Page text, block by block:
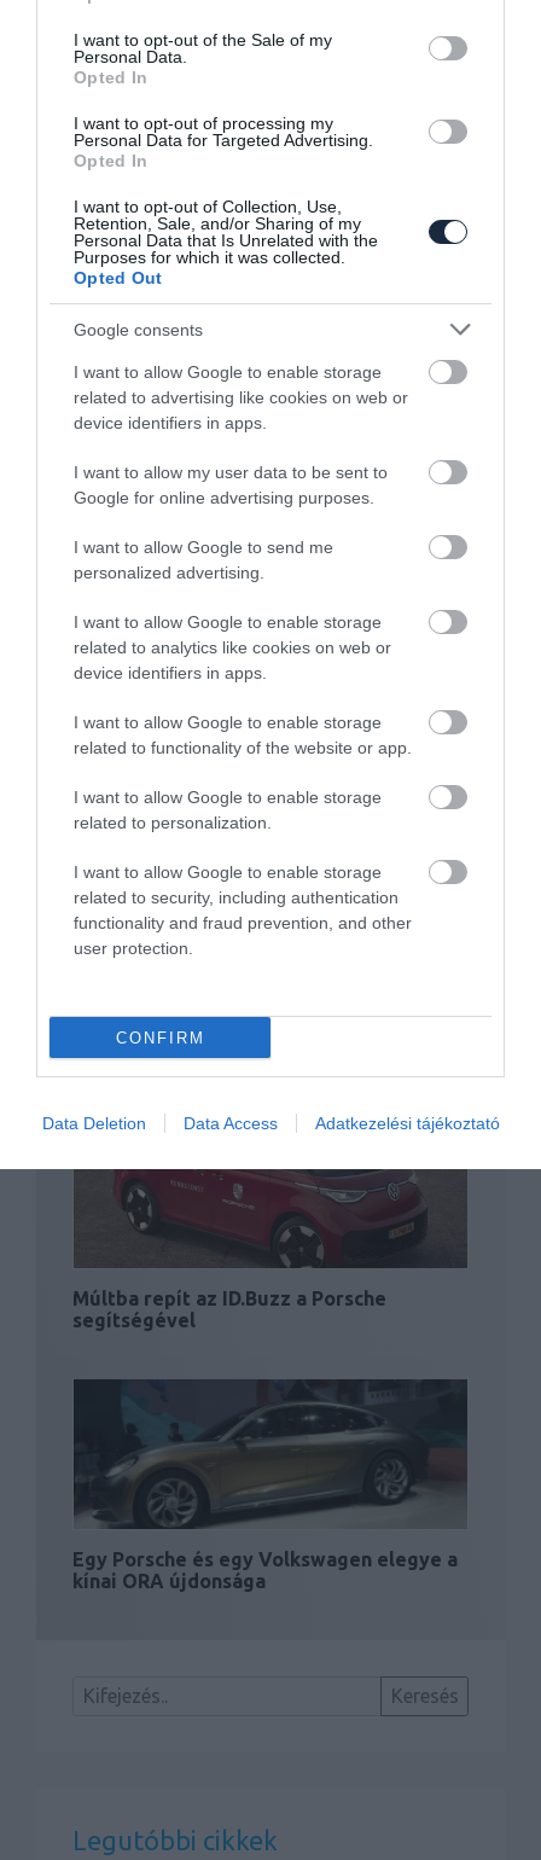
use your data for below specified purposes in below Google
consent section.
I want to opt-out of the Sale of my
Personal Data.
Opted In
I want to opt-out of processing my
Personal Data for Targeted Advertising.
Opted In
I want to opt-out of Collection, Use,
Retention, Sale, and/or Sharing of my
Personal Data that Is Unrelated with the
Purposes for which it was collected.
Opted Out
Google consents
I want to allow Google to enable storage
related to advertising like cookies on web or
device identifiers in apps.
I want to allow my user data to be sent to
Google for online advertising purposes.
I want to allow Google to send me
personalized advertising.
I want to allow Google to enable storage
related to analytics like cookies on web or
device identifiers in apps.
I want to allow Google to enable storage
related to functionality of the website or app.
I want to allow Google to enable storage
related to personalization.
I want to allow Google to enable storage
related to security, including authentication
functionality and fraud prevention, and other
user protection.
CONFIRM
Data Deletion Data Access Adatkezelési tájékoztató
Régi modellekhez kínál új multimédia
rendszert a Porsche
Ámokfutás New York-ban
Feléledt a legenda, avagy ismét van
McLaren Elva
Porsche motor F1-es génekkel
Retró-Porsche
Múltba repít az ID.Buzz a Porsche
segítségével
Egy Porsche és egy Volkswagen elegye a
kínai ORA újdonsága
Legutóbbi cikkek